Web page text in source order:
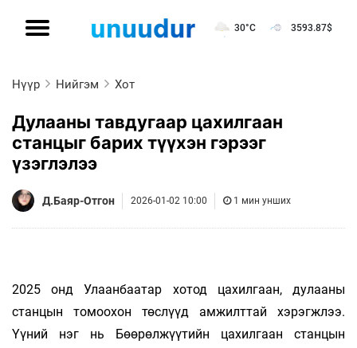
30°C 3593.87$
Нүүр Нийгэм Хот
Дулааны тавдугаар цахилгаан
станцыг барих түүхэн гэрээг
үзэглэлээ
Д.Баяр-Отгон 2026-01-02 10:00 1 мин унших
2025 онд Улаанбаатар хотод цахилгаан, дулааны
станцын томоохон төслүүд амжилттай хэрэгжлээ.
Үүний нэг нь Бөөрөлжүүтийн цахилгаан станцын